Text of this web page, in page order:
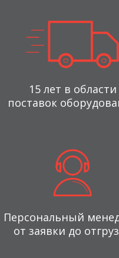
15 лет в области
поставок
Персональный
от заявки до